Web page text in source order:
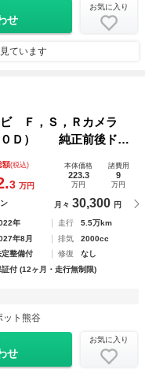
せ
お気に入り
ています
Ｆ，Ｓ，Ｒカメラ
０Ｄ） 純正前後ドラ
ＴＣ２．０ リヤソナ
ド リヤビューカメ
額(税込)
3 万円
本体価格
223.3
万円
諸費用
9
万円
月々 30,300 円
年 走行
5.5万km
年8月 排気
2000cc
定整備付 修復
なし
証付 (12ヶ月・走行無制限)
ト熊谷
せ
お気に入り